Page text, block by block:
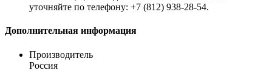
уточняйте по телефону: +7 (812) 938-28-54.
Дополнительная информация
Производитель
Россия